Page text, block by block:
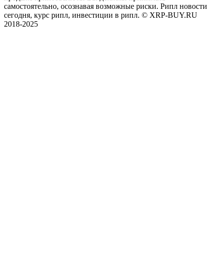
самостоятельно, осознавая возможные риски. Рипл новости
сегодня, курс рипл, инвестиции в рипл. © XRP-BUY.RU
2018-2025